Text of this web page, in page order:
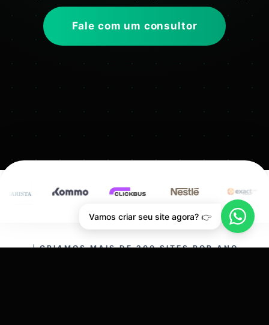
Fale com um consultor
CRIAMOS MAIS DE 200 SITES POR ANO.
Vamos criar seu site agora? 👉